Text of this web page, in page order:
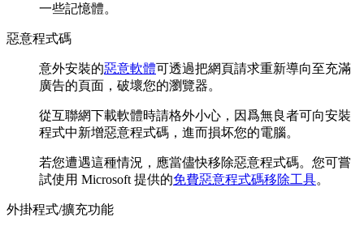
一些記憶體。
惡意程式碼
意外安裝的惡意軟體可透過把網頁請求重新導向至充滿
廣告的頁面，破壞您的瀏覽器。
從互聯網下載軟體時請格外小心，因爲無良者可向安裝
程式中新增惡意程式碼，進而損坏您的電腦。
若您遭遇這種情況，應當儘快移除惡意程式碼。您可嘗
試使用 Microsoft 提供的免費惡意程式碼移除工具。
外掛程式/擴充功能